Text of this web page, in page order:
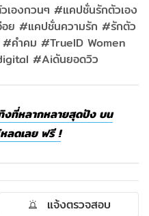
องกวนๆ #แคปชั่นรักตัวเอง
ย #แคปชั่นความรัก #รักตัว
คำคม #TrueID Women
#Aiดันยอดวิว
งที่หลากหลายสุดปัง บน
ลดเลย ฟรี !
แจ้งตรวจสอบ